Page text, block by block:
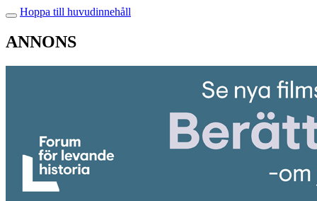
Hoppa till huvudinnehåll
ANNONS